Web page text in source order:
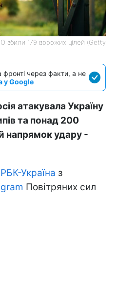
збили 179 ворожих цілей (Getty
фронті через факти, а не
у Google
атакувала Україну
та понад 200
напрямок удару -
РБК-Україна з
Повітряних сил